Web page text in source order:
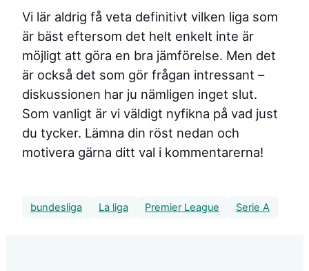
Vi lär aldrig få veta definitivt vilken liga som
är bäst eftersom det helt enkelt inte är
möjligt att göra en bra jämförelse. Men det
är också det som gör frågan intressant –
diskussionen har ju nämligen inget slut.
Som vanligt är vi väldigt nyfikna på vad just
du tycker. Lämna din röst nedan och
motivera gärna ditt val i kommentarerna!
bundesliga La liga Premier League Serie A